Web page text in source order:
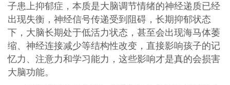
子患上抑郁症，本质是大脑调节情绪的神经递质已经
出现失衡，神经信号传递受到阻碍，长期抑郁状态
下，大脑长期处于低活力状态，甚至会出现海马体萎
缩、神经连接减少等结构性改变，直接影响孩子的记
忆力、注意力和学习能力，这些影响才是真的会损害
大脑功能。